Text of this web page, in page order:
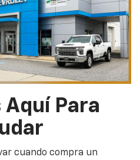
Aquí Para
cuando compra un